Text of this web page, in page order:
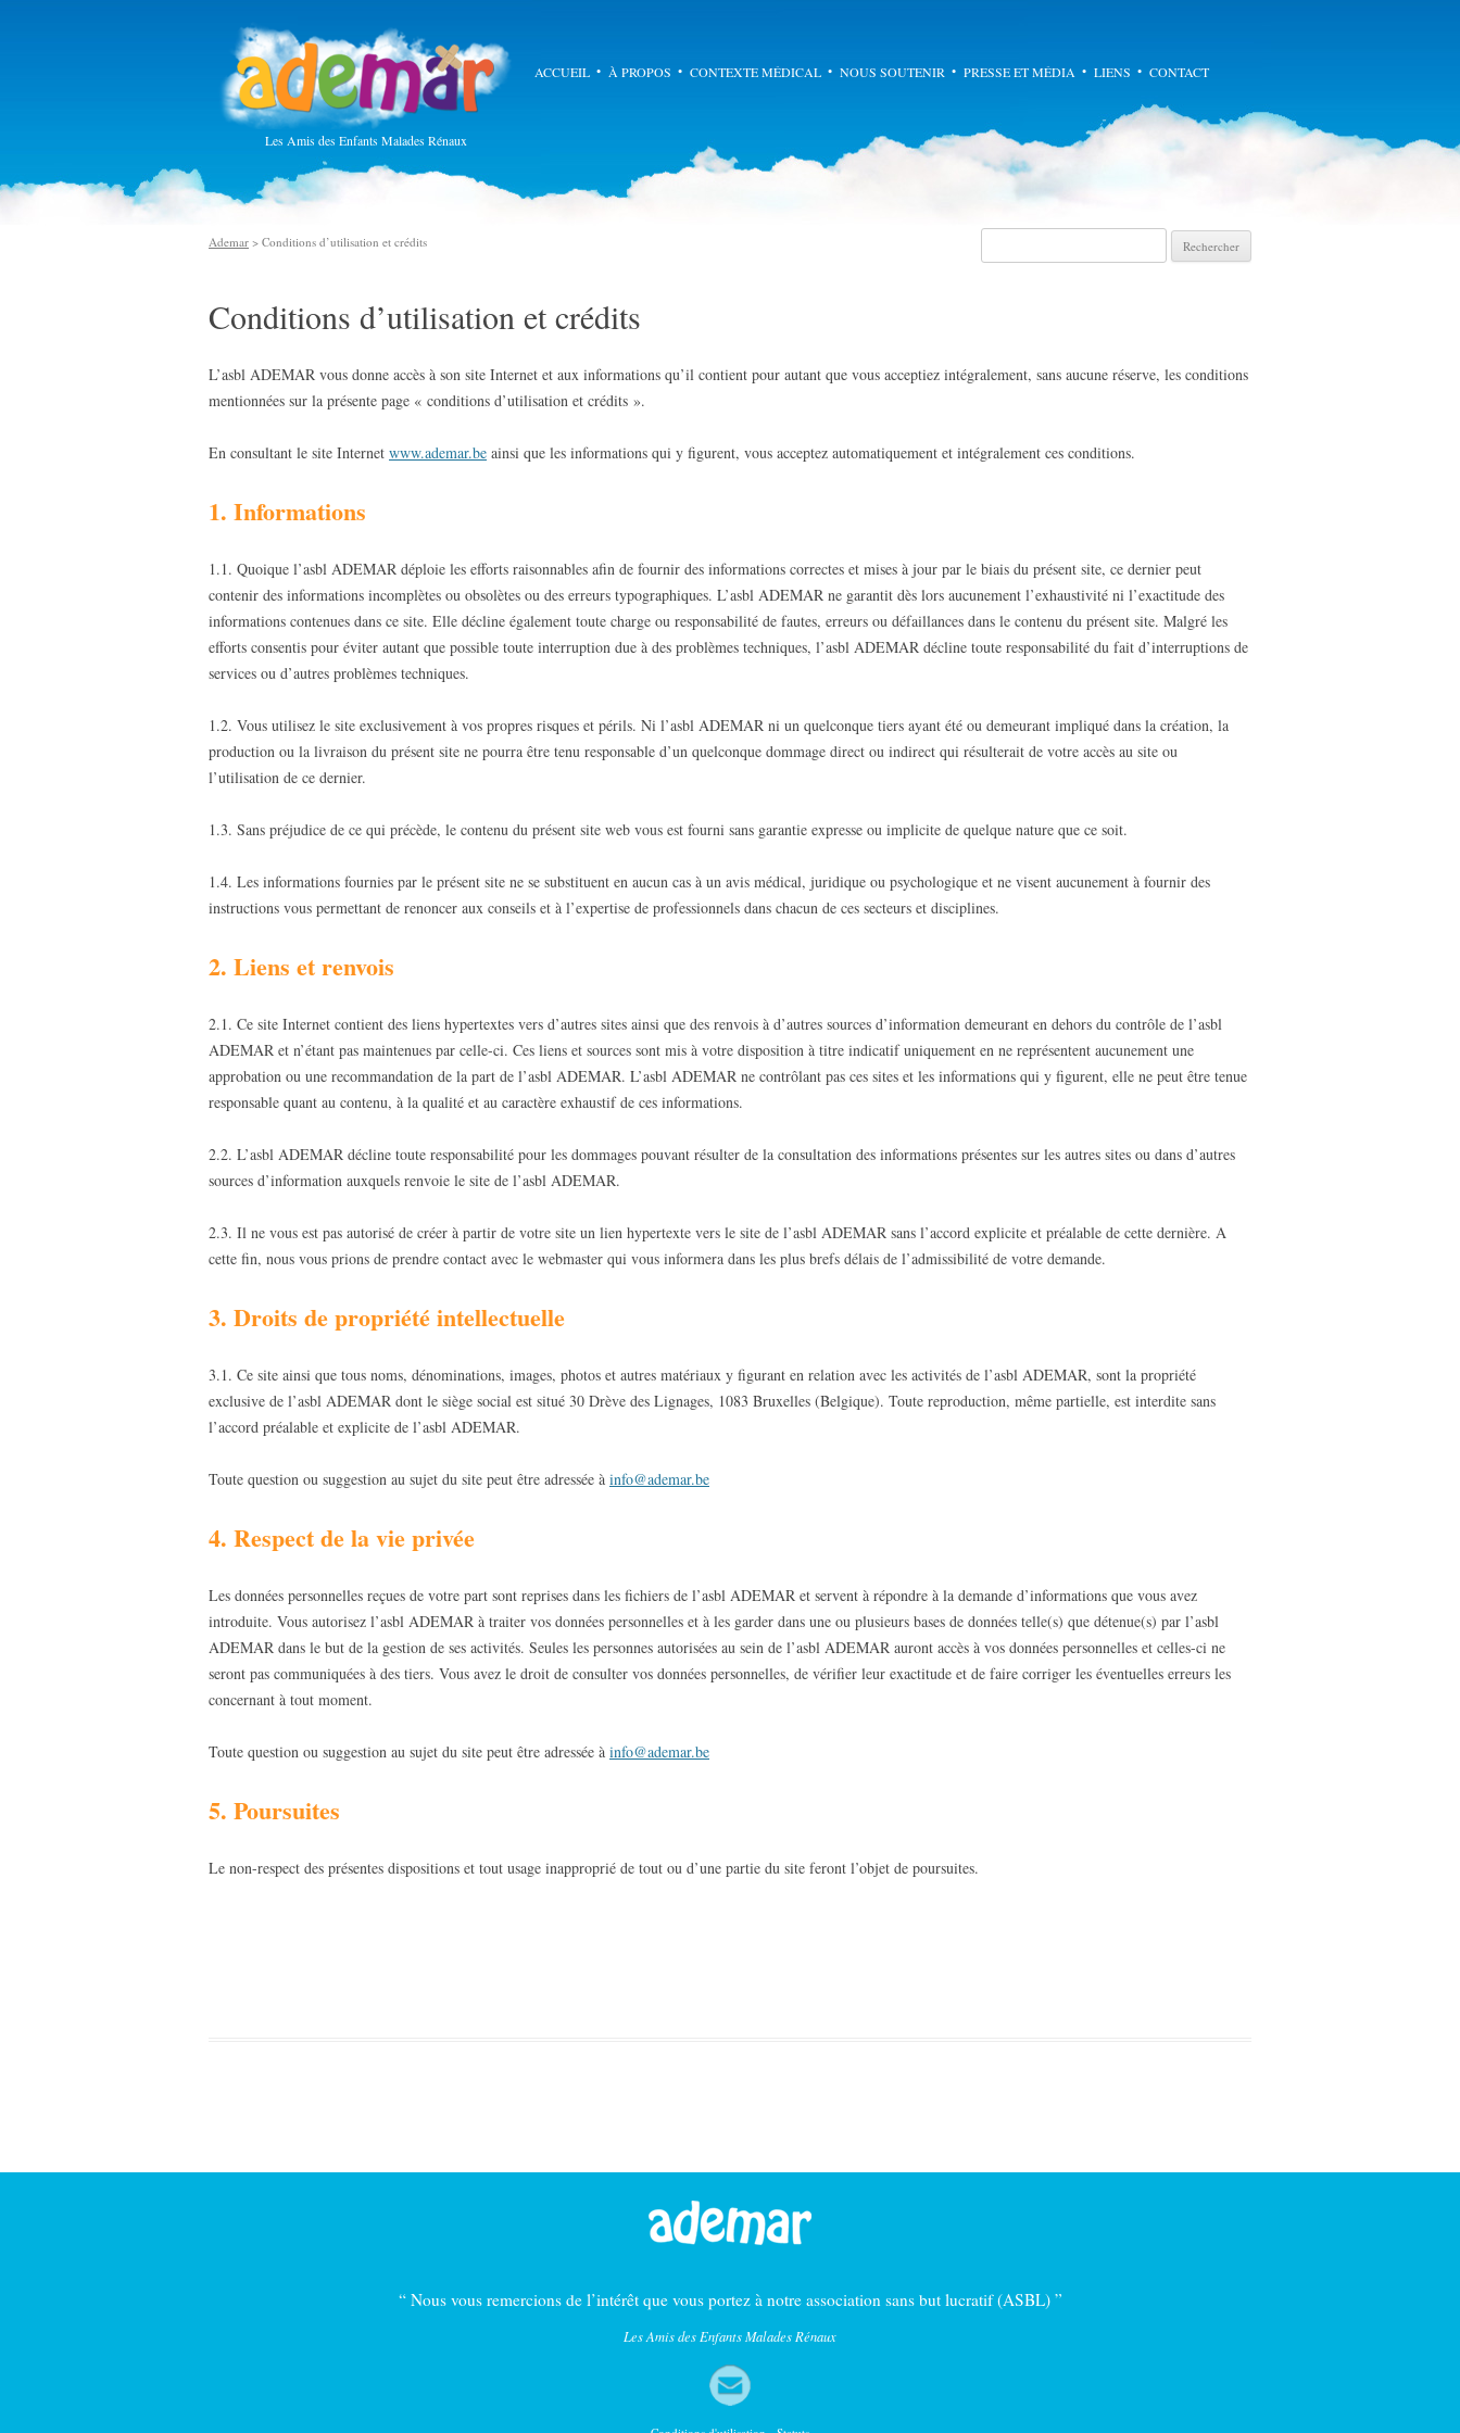
Les Amis des Enfants Malades Rénaux
ACCUEIL À PROPOS CONTEXTE MÉDICAL NOUS SOUTENIR PRESSE ET MÉDIA LIENS CONTACT
Ademar > Conditions d’utilisation et crédits Recherche pour :
Conditions d’utilisation et crédits
L’asbl ADEMAR vous donne accès à son site Internet et aux informations qu’il contient pour autant que vous acceptiez intégralement, sans aucune réserve, les conditions
mentionnées sur la présente page « conditions d’utilisation et crédits ».
En consultant le site Internet www.ademar.be ainsi que les informations qui y figurent, vous acceptez automatiquement et intégralement ces conditions.
1. Informations
1.1. Quoique l’asbl ADEMAR déploie les efforts raisonnables afin de fournir des informations correctes et mises à jour par le biais du présent site, ce dernier peut
contenir des informations incomplètes ou obsolètes ou des erreurs typographiques. L’asbl ADEMAR ne garantit dès lors aucunement l’exhaustivité ni l’exactitude des
informations contenues dans ce site. Elle décline également toute charge ou responsabilité de fautes, erreurs ou défaillances dans le contenu du présent site. Malgré les
efforts consentis pour éviter autant que possible toute interruption due à des problèmes techniques, l’asbl ADEMAR décline toute responsabilité du fait d’interruptions de
services ou d’autres problèmes techniques.
1.2. Vous utilisez le site exclusivement à vos propres risques et périls. Ni l’asbl ADEMAR ni un quelconque tiers ayant été ou demeurant impliqué dans la création, la
production ou la livraison du présent site ne pourra être tenu responsable d’un quelconque dommage direct ou indirect qui résulterait de votre accès au site ou
l’utilisation de ce dernier.
1.3. Sans préjudice de ce qui précède, le contenu du présent site web vous est fourni sans garantie expresse ou implicite de quelque nature que ce soit.
1.4. Les informations fournies par le présent site ne se substituent en aucun cas à un avis médical, juridique ou psychologique et ne visent aucunement à fournir des
instructions vous permettant de renoncer aux conseils et à l’expertise de professionnels dans chacun de ces secteurs et disciplines.
2. Liens et renvois
2.1. Ce site Internet contient des liens hypertextes vers d’autres sites ainsi que des renvois à d’autres sources d’information demeurant en dehors du contrôle de l’asbl
ADEMAR et n’étant pas maintenues par celle-ci. Ces liens et sources sont mis à votre disposition à titre indicatif uniquement en ne représentent aucunement une
approbation ou une recommandation de la part de l’asbl ADEMAR. L’asbl ADEMAR ne contrôlant pas ces sites et les informations qui y figurent, elle ne peut être tenue
responsable quant au contenu, à la qualité et au caractère exhaustif de ces informations.
2.2. L’asbl ADEMAR décline toute responsabilité pour les dommages pouvant résulter de la consultation des informations présentes sur les autres sites ou dans d’autres
sources d’information auxquels renvoie le site de l’asbl ADEMAR.
2.3. Il ne vous est pas autorisé de créer à partir de votre site un lien hypertexte vers le site de l’asbl ADEMAR sans l’accord explicite et préalable de cette dernière. A
cette fin, nous vous prions de prendre contact avec le webmaster qui vous informera dans les plus brefs délais de l’admissibilité de votre demande.
3. Droits de propriété intellectuelle
3.1. Ce site ainsi que tous noms, dénominations, images, photos et autres matériaux y figurant en relation avec les activités de l’asbl ADEMAR, sont la propriété
exclusive de l’asbl ADEMAR dont le siège social est situé 30 Drève des Lignages, 1083 Bruxelles (Belgique). Toute reproduction, même partielle, est interdite sans
l’accord préalable et explicite de l’asbl ADEMAR.
Toute question ou suggestion au sujet du site peut être adressée à info@ademar.be
4. Respect de la vie privée
Les données personnelles reçues de votre part sont reprises dans les fichiers de l’asbl ADEMAR et servent à répondre à la demande d’informations que vous avez
introduite. Vous autorisez l’asbl ADEMAR à traiter vos données personnelles et à les garder dans une ou plusieurs bases de données telle(s) que détenue(s) par l’asbl
ADEMAR dans le but de la gestion de ses activités. Seules les personnes autorisées au sein de l’asbl ADEMAR auront accès à vos données personnelles et celles-ci ne
seront pas communiquées à des tiers. Vous avez le droit de consulter vos données personnelles, de vérifier leur exactitude et de faire corriger les éventuelles erreurs les
concernant à tout moment.
Toute question ou suggestion au sujet du site peut être adressée à info@ademar.be
5. Poursuites
Le non-respect des présentes dispositions et tout usage inapproprié de tout ou d’une partie du site feront l’objet de poursuites.
“ Nous vous remercions de l’intérêt que vous portez à notre association sans but lucratif (ASBL) ”
Les Amis des Enfants Malades Rénaux